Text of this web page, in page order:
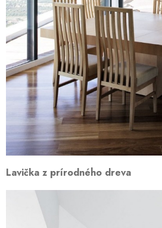
Lavička z prírodného dreva